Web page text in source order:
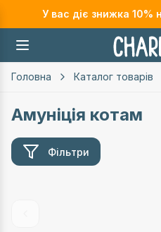
У вас діє знижка 10%
Головна Каталог товарів
Амуніція котам
Фільтри